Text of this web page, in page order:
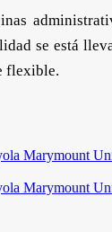
se está
flexible.